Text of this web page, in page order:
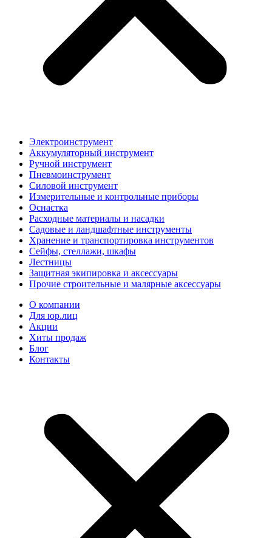
Электроинструмент
Аккумуляторный инструмент
Ручной инструмент
Пневмоинструмент
Силовой инструмент
Измерительные и контрольные приборы
Оснастка
Расходные материалы и насадки
Садовые и ландшафтные инструменты
Хранение и транспортировка инструментов
Сейфы, стеллажи, шкафы
Лестницы
Защитная экипировка и аксессуары
Прочие строительные и малярные аксессуары
О компании
Для юр.лиц
Акции
Хиты продаж
Блог
Контакты